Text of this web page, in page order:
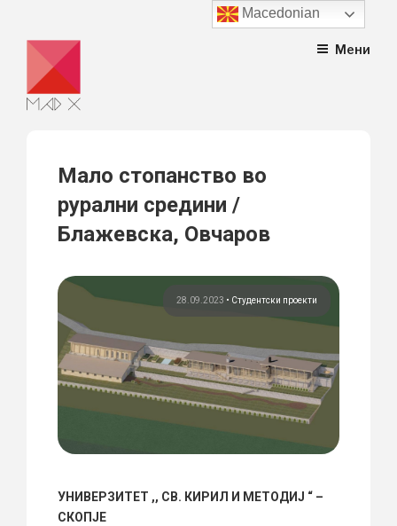
content
Мени
Мало стопанство во
рурални средини /
Блажевска, Овчаров
28.09.2023 • Студентски проекти
УНИВЕРЗИТЕТ ,, СВ. КИРИЛ И МЕТОДИЈ “ –
СКОПЈЕ
Macedonian